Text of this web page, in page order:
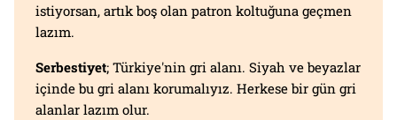
istiyorsan, artık boş olan patron koltuğuna geçmen
lazım.
Serbestiyet; Türkiye'nin gri alanı. Siyah ve beyazlar
içinde bu gri alanı korumalıyız. Herkese bir gün gri
alanlar lazım olur.